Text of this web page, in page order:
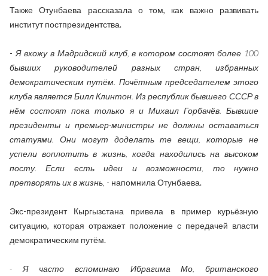
Также Отунбаева рассказала о том, как важно развивать
институт постпрезидентства.
- Я вхожу в Мадридский клуб, в котором состоят более 100
бывших руководителей разных стран, избранных
демократическим путём. Почётным председателем этого
клуба является Билл Клинтон. Из республик бывшего СССР в
нём состоят пока только я и Михаил Горбачёв. Бывшие
президенты и премьер-министры не должны оставаться
статуями. Они могут доделать те вещи, которые не
успели воплотить в жизнь, когда находились на высоком
посту. Если есть идеи и возможности, то нужно
претворять их в жизнь, - напомнила Отунбаева.
Экс-президент Кыргызстана привела в пример курьёзную
ситуацию, которая отражает положение с передачей власти
демократическим путём.
- Я часто вспоминаю Ибрагима Мо, британского